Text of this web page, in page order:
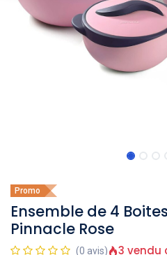
Promo
Ensemble de 4
Pinnacle Rose
(0 avis) 3 vendu